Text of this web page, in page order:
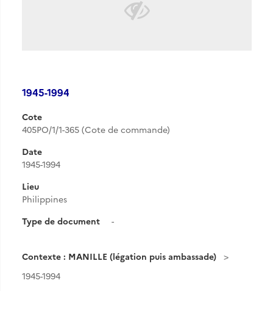
1945-1994
Cote
405PO/1/1-365 (Cote de commande)
Date
1945-1994
Lieu
Philippines
Type de document
-
Contexte : MANILLE (légation puis ambassade)
1945-1994